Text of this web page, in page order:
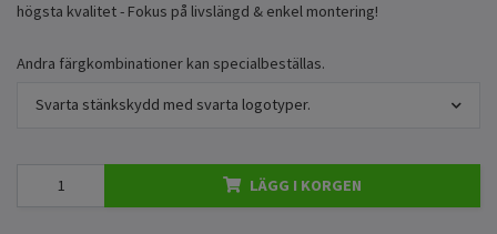
högsta kvalitet - Fokus på livslängd & enkel montering!
Andra färgkombinationer kan specialbeställas.
Svarta stänkskydd med svarta logotyper.
LÄGG I KORGEN